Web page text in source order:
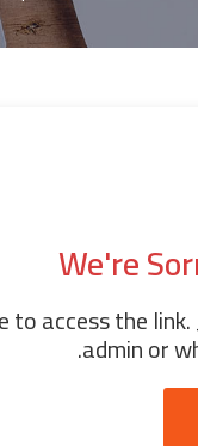
We're
to access the
admin or